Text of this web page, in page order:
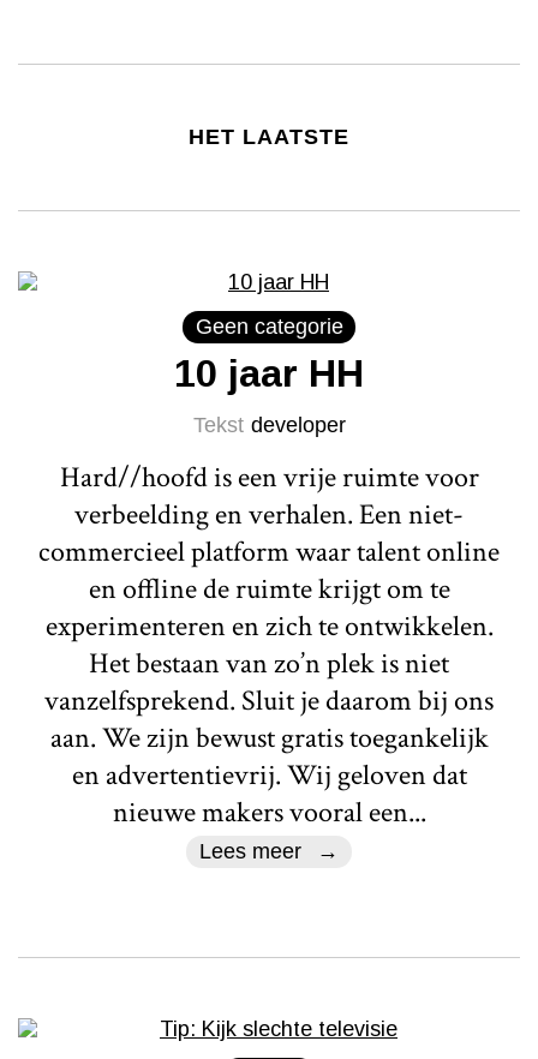
HET LAATSTE
Geen categorie
10 jaar HH
Tekst developer
Hard//hoofd is een vrije ruimte voor
verbeelding en verhalen. Een niet-
commercieel platform waar talent online
en offline de ruimte krijgt om te
experimenteren en zich te ontwikkelen.
Het bestaan van zo’n plek is niet
vanzelfsprekend. Sluit je daarom bij ons
aan. We zijn bewust gratis toegankelijk
en advertentievrij. Wij geloven dat
nieuwe makers vooral een...
Lees meer